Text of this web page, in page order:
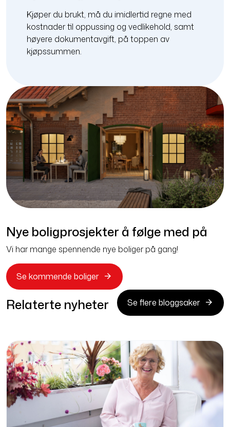
Kjøper du brukt, må du imidlertid regne med
kostnader til oppussing og vedlikehold, samt
høyere dokumentavgift, på toppen av
kjøpssummen.
Nye boligprosjekter å følge med på
Vi har mange spennende nye boliger på gang!
Se kommende boliger
Relaterte nyheter Se flere bloggsaker